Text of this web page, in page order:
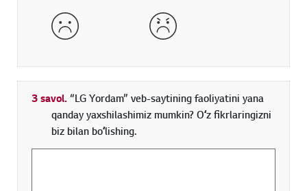
yomon juda yomon
3 savol.“LG Yordam” veb-saytining faoliyatini yana
qanday yaxshilashimiz mumkin? Oʻz fikrlaringizni
biz bilan boʻlishing.